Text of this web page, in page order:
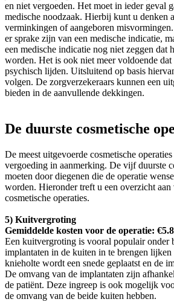
en niet vergoeden. Het moet in ieder geval
medische noodzaak. Hierbij kunt u denken
verminkingen of aangeboren
er sprake zijn van een medische indicatie,
een medische indicatie nog niet zeggen dat
worden. Het is ook niet meer voldoende dat
psychisch lijden. Uitsluitend op basis
volgen. De zorgverzekeraars kunnen een
bieden in de aanvullende dekkingen.
De duurste cosmetische
De meest uitgevoerde cosmetische
vergoeding in aanmerking. De vijf duurste
moeten door diegenen die de operatie
worden. Hieronder treft u een overzicht aan
cosmetische operaties.
5) Kuitvergroting
Gemiddelde kosten voor de operatie:
Een kuitvergroting is vooral populair onder
implantaten in de kuiten in te brengen lijken
knieholte wordt een snede geplaatst en de
De omvang van de implantaten zijn
de patiënt. Deze ingreep is ook mogelijk
de omvang van de beide kuiten hebben.